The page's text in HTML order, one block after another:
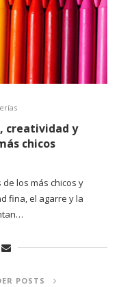
creatividad y
chicos
los más chicos y
fina, el agarre y la
POSTS